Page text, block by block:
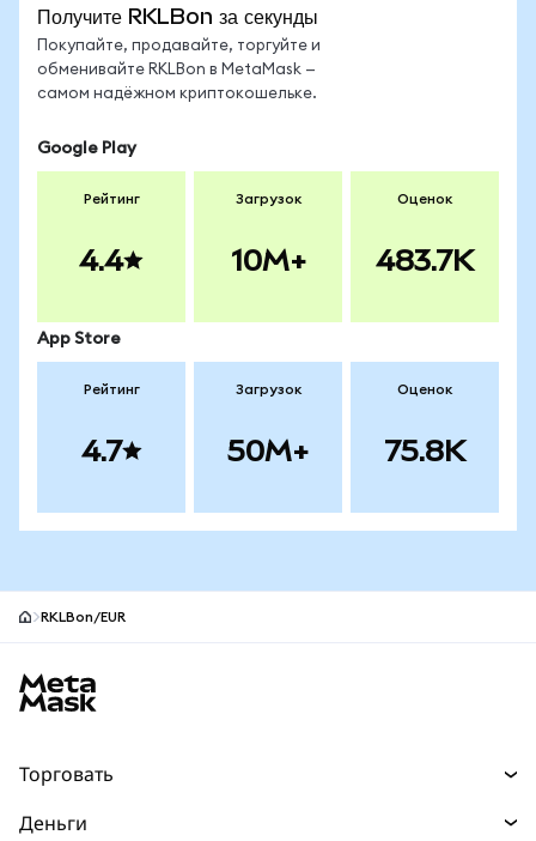
Получите RKLBon за секунды
Покупайте, продавайте, торгуйте и
обменивайте RKLBon в MetaMask —
самом надёжном криптокошельке.
Google Play
Рейтинг
4.4
Загрузок
10M+
Оценок
483.7K
App Store
Рейтинг
4.7
Загрузок
50M+
Оценок
75.8K
RKLBon/EUR
Торговать
Деньги